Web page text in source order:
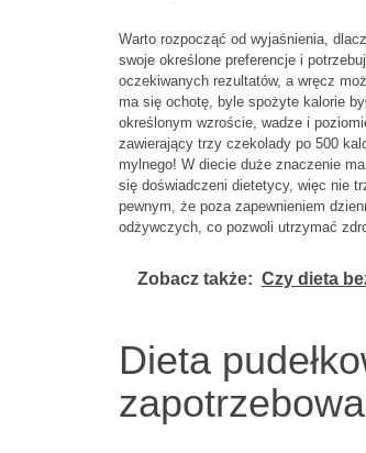
Warto rozpocząć od wyjaśnienia,
swoje określone preferencje i
oczekiwanych rezultatów, a wręcz
ma się ochotę, byle spożyte kalorie
określonym wzroście, wadze i
zawierający trzy czekolady po 500
mylnego! W diecie duże znaczenie
się doświadczeni dietetycy, więc nie
pewnym, że poza zapewnieniem
odżywczych, co pozwoli utrzymać
Zobacz także: Czy dieta
Dieta